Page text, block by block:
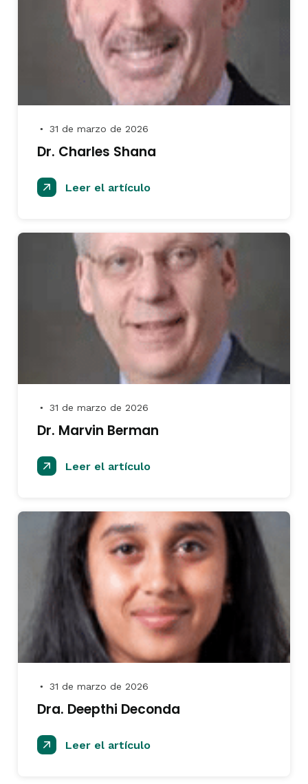
● 31 de marzo de 2026
Dr. Charles Shana
Leer el artículo
● 31 de marzo de 2026
Dr. Marvin Berman
Leer el artículo
● 31 de marzo de 2026
Dra. Deepthi Deconda
Leer el artículo